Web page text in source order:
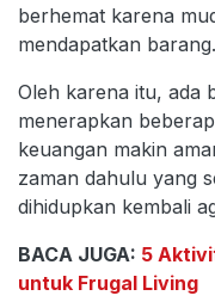
berhemat karena
mendapatkan barang.
Oleh karena itu, ada
menerapkan
keuangan makin
zaman dahulu yang
dihidupkan kembali
BACA JUGA: 5
untuk Frugal Living